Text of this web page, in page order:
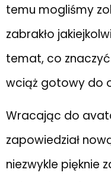
temu mogliśmy
zabrakło
temat, co
wciąż gotowy do
Wracając do
zapowiedział
niezwykle pięknie